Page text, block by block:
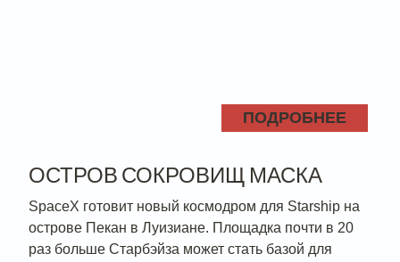
ПОДРОБНЕЕ
ОСТРОВ СОКРОВИЩ МАСКА
SpaceX готовит новый космодром для Starship на
острове Пекан в Луизиане. Площадка почти в 20
раз больше Старбэйза может стать базой для